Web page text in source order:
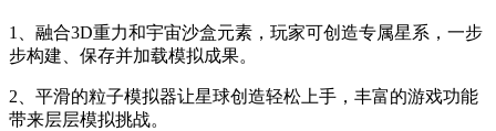
1、融合3D重力和宇宙沙盒元素，玩家可创造专属星系，一步
步构建、保存并加载模拟成果。
2、平滑的粒子模拟器让星球创造轻松上手，丰富的游戏功能
带来层层模拟挑战。